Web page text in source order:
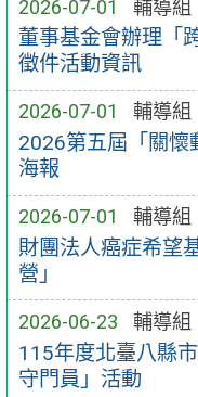
2026-07-01 輔導組
董事基金會辦理「
徵件活動資訊
2026-07-01 輔導組
2026第五屆「關懷
海報
2026-07-01 輔導組
財團法人癌症希望
營」
2026-06-23 輔導組
115年度北臺八縣
守門員」活動